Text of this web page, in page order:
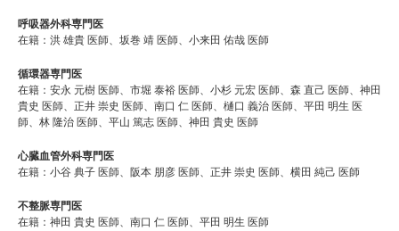
呼吸器外科専門医
在籍：洪 雄貴 医師、坂巻 靖 医師、小来田 佑哉 医師
循環器専門医
在籍：安永 元樹 医師、市堀 泰裕 医師、小杉 元宏 医師、森 直己 医師、神田
貴史 医師、正井 崇史 医師、南口 仁 医師、樋口 義治 医師、平田 明生 医
師、林 隆治 医師、平山 篤志 医師、神田 貴史 医師
心臓血管外科専門医
在籍：小谷 典子 医師、阪本 朋彦 医師、正井 崇史 医師、横田 純己 医師
不整脈専門医
在籍：神田 貴史 医師、南口 仁 医師、平田 明生 医師